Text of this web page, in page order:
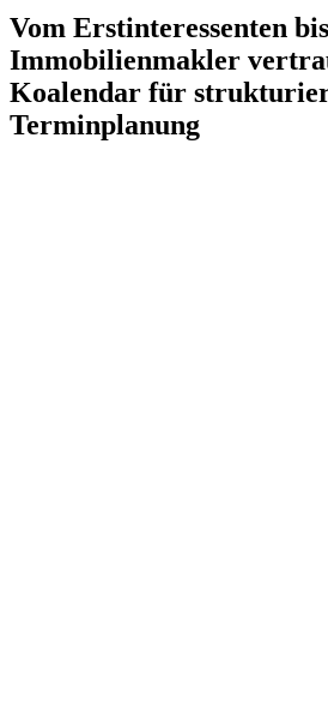
Vom Erstinteressenten
Immobilienmakler
Koalendar für
Terminplanung